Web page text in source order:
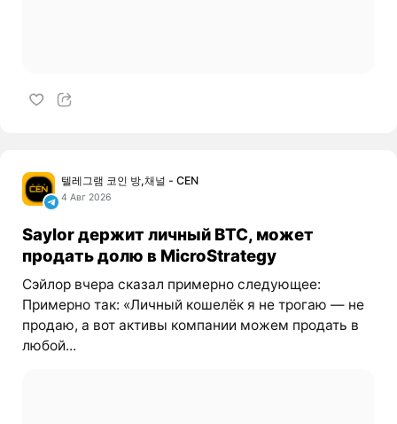
텔레그램 코인 방,채널 - CEN
4 Авг 2026
Saylor держит личный BTC, может
продать долю в MicroStrategy
Сэйлор вчера сказал примерно следующее:
Примерно так: «Личный кошелёк я не трогаю — не
продаю, а вот активы компании можем продать в
любой...